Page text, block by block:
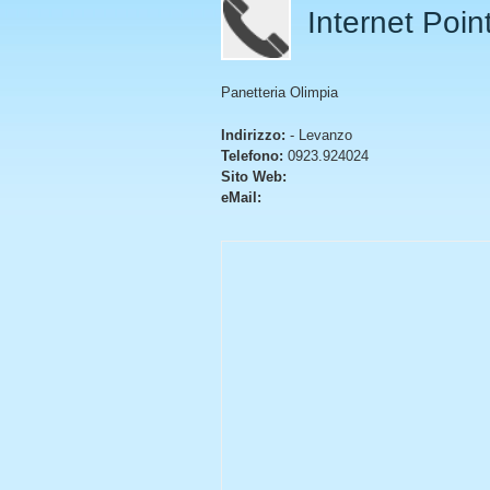
Internet
Panetteria Olimpia
Indirizzo: - Levanzo
Telefono: 0923.924024
Sito Web:
eMail: